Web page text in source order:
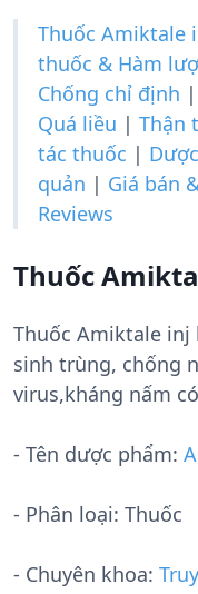
Thuốc Amiktale
thuốc & Hàm
Chống chỉ định |
Quá liều | Thận
tác thuốc |
quản | Giá bán
Reviews
Thuốc
Thuốc Amiktale inj
sinh trùng, chống
virus,kháng nấm
- Tên dược phẩm:
- Phân loại: Thuốc
- Chuyên khoa: